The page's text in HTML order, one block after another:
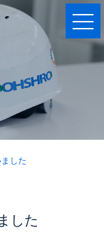
した
した